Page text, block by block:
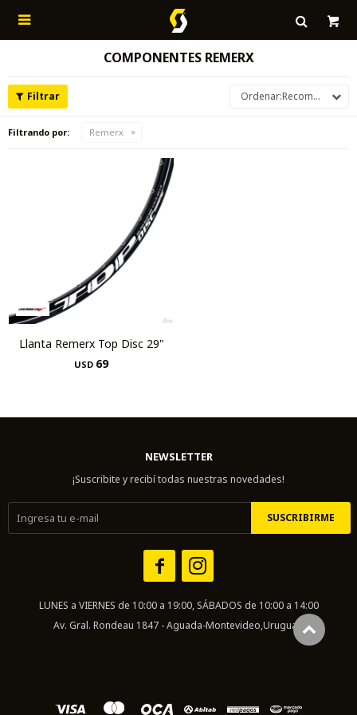

COMPONENTES REMERX
Recomendados
Filtrando por: Remerx
Llanta Remerx Top Disc 29"
USD 69
NEWSLETTER
¡Suscribite y recibí todas nuestras novedades!
SUSCRIBIRME
 
LUNES a VIERNES de 10:00 a 19:00, SÁBADOS de 10:00 a 14:00
Av. Gral. Rondeau 1847 - Aguada-Montevideo,Uruguay.